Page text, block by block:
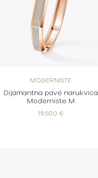
MODERNISTE
Dijamantna pavé narukvica
Moderniste M
19.500 €